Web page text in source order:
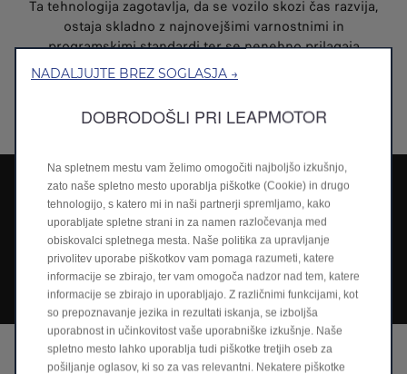
Ta tehnologija zagotavlja, da se vozilo skozi čas razvija,
ostaja skladno z najnovejšimi varnostnimi in
programskimi standardi ter se nenehno prilagaja
potrebam voznika. Podobno je kot pri pametnih
telefonih, ki redno prejemajo posodobitve, vendar za vaš
avto, da ostane varnejši, učinkovitejši in vedno
posodobljen.
POSODOBITE SVOJ AVTOMOBIL
Povsem nov operacijski sistem LEAP je tu, da bo
vaš avtomobil naredil še pametnejši in vožnja še
bolj gladka!
Sledite tem hitrim korakom, da preverite,
prenesete in namestite posodobitev – traja le nekaj
minut.
NADALJUJTE BREZ SOGLASJA →
DOBRODOŠLI PRI LEAPMOTOR
Na spletnem mestu vam želimo omogočiti najboljšo izkušnjo,
zato naše spletno mesto uporablja piškotke (Cookie) in drugo
tehnologijo, s katero mi in naši partnerji spremljamo, kako
uporabljate spletne strani in za namen razločevanja med
obiskovalci spletnega mesta. Naše politika za upravljanje
privolitev uporabe piškotkov vam pomaga razumeti, katere
informacije se zbirajo, ter vam omogoča nadzor nad tem, katere
informacije se zbirajo in uporabljajo. Z različnimi funkcijami, kot
so prepoznavanje jezika in rezultati iskanja, se izboljša
uporabnost in učinkovitost vaše uporabniške izkušnje. Naše
spletno mesto lahko uporablja tudi piškotke tretjih oseb za
pošiljanje oglasov, ki so za vas relevantni. Nekatere piškotke